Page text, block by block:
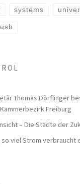
systems
usb
Thomas Dörflinger
Freiburg
– Die Städte der
viel Strom verbraucht